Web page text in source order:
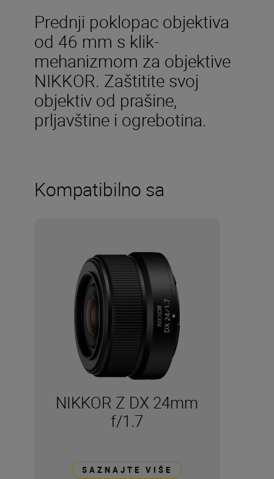
Prednji poklopac objektiva
od 46 mm s klik-
mehanizmom za objektive
NIKKOR. Zaštitite svoj
objektiv od prašine,
prljavštine i ogrebotina.
Kompatibilno sa
NIKKOR Z DX 24mm
f/1.7
SAZNAJTE VIŠE